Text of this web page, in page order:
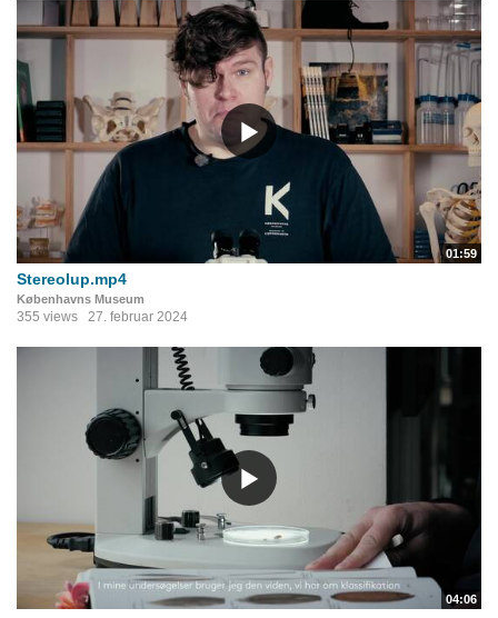
01:59
Stereolup.mp4
Københavns Museum
355 views 27. februar 2024
04:06